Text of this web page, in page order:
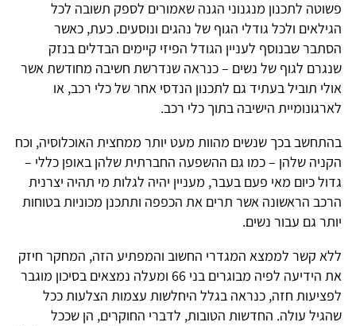
פשוטה לתכנון מנגנוני הגנה שאמורים לספק תשובה לכל
הגילאים ולכל גודלי הגוף של נהגים ונוסעים. כעת, כאשר
הסתבר שבנוסף לעניין הגודל הפיזי קיימים הבדלים בנזק
שנגרם לגוף של נשים – כנראה שנדרשת חשיבה מחודשת אשר
אולי תוביל בעתיד גם לתכנון הנדסי אחר של כלי רכב, או
לארגונומיית הישיבה בתוך כלי רכב.
בהתחשב בכך שנשים מהוות מעט יותר ממחצית האוכלוסיה, וכח
הקניה שלהן – כמו גם ההשפעה החברתית שלהן באופן כללי –
גדול כיום מאי פעם בעבר, מעניין יהיה לגלות מי תהיה יצרנית
הרכב הראשונה אשר תרים את הכפפה ותתכנן מכוניות בטוחות
יותר גם עבור נשים.
ללא קשר לממצא המגדרי החשוב והמפתיע הזה, המחקר חיזק
את הידיעה לפיה מבוגרים בני 66 ומעלה נמצאים בסיכון מוגבר
לפציעות חזה, כנראה בגלל היחלשות עצמות הצלעות ככל
שהגיל עולה. החדשות הטובות, לדברי החוקרים, הן שככל